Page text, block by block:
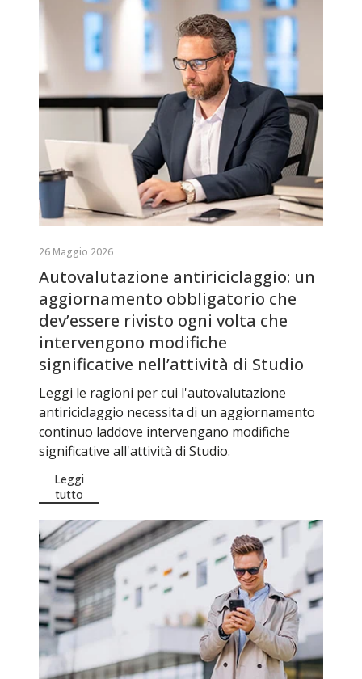
26 Maggio 2026
Autovalutazione antiriciclaggio: un
aggiornamento obbligatorio che
dev’essere rivisto ogni volta che
intervengono modifiche
significative nell’attività di Studio
Leggi le ragioni per cui l'autovalutazione
antiriciclaggio necessita di un aggiornamento
continuo laddove intervengano modifiche
significative all'attività di Studio.
Leggi
tutto